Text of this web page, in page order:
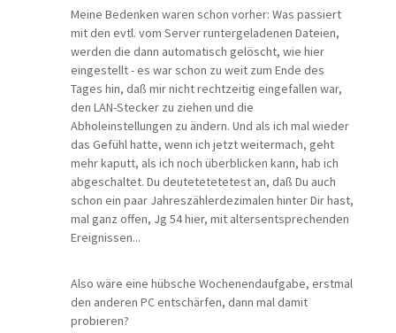
Meine Bedenken waren schon vorher: Was passiert
mit den evtl. vom Server runtergeladenen Dateien,
werden die dann automatisch gelöscht, wie hier
eingestellt - es war schon zu weit zum Ende des
Tages hin, daß mir nicht rechtzeitig eingefallen war,
den LAN-Stecker zu ziehen und die
Abholeinstellungen zu ändern. Und als ich mal wieder
das Gefühl hatte, wenn ich jetzt weitermach, geht
mehr kaputt, als ich noch überblicken kann, hab ich
abgeschaltet. Du deutetetetetest an, daß Du auch
schon ein paar Jahreszählerdezimalen hinter Dir hast,
mal ganz offen, Jg 54 hier, mit altersentsprechenden
Ereignissen...
Also wäre eine hübsche Wochenendaufgabe, erstmal
den anderen PC entschärfen, dann mal damit
probieren?